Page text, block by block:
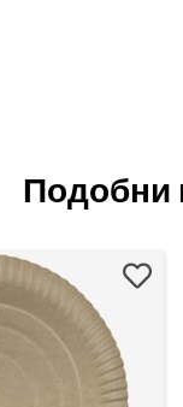
Подобни